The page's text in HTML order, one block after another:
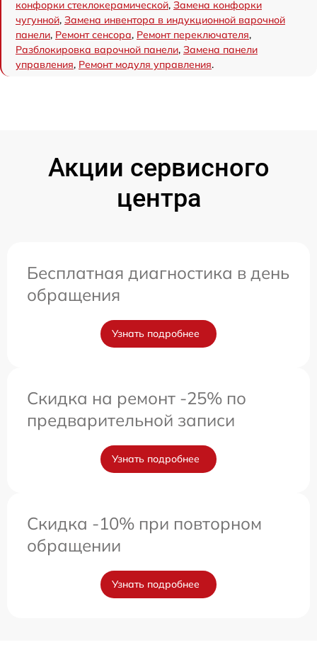
конфорки стеклокерамической, Замена конфорки
чугунной, Замена инвентора в индукционной варочной
панели, Ремонт сенсора, Ремонт переключателя,
Разблокировка варочной панели, Замена панели
управления, Ремонт модуля управления.
Акции сервисного
центра
Бесплатная диагностика в день
обращения
Узнать подробнее
Скидка на ремонт -25% по
предварительной записи
Узнать подробнее
Скидка -10% при повторном
обращении
Узнать подробнее